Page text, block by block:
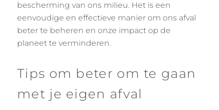
bescherming van ons milieu. Het is een
eenvoudige en effectieve manier om ons afval
beter te beheren en onze impact op de
planeet te verminderen.
Tips om beter om te gaan
met je eigen afval